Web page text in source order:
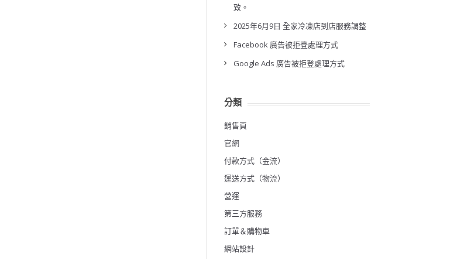
致。
2025年6月9日 全家冷凍店到店服務調整
Facebook 廣告被拒登處理方式
Google Ads 廣告被拒登處理方式
分類
銷售頁
官網
付款方式（金流）
運送方式（物流）
營運
第三方服務
訂單＆購物車
網站設計